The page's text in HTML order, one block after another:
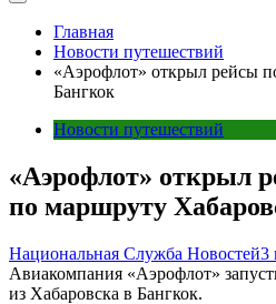
Главная
Новости путешествий
«Аэрофлот» открыл рейсы
Бангкок
Новости путешествий
«Аэрофлот» открыл
по маршруту
Национальная Служба Новостей3
Авиакомпания «Аэрофлот»
из Хабаровска в Бангкок.